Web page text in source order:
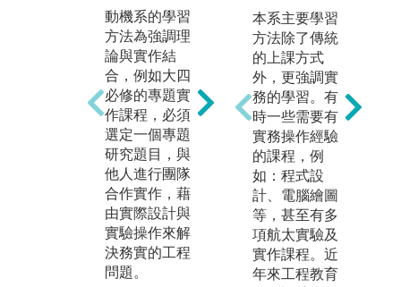
動機系的學習
方法為強調理
論與實作結
合，例如大四
必修的專題實
作課程，必須
選定一個專題
研究題目，與
他人進行團隊
合作實作，藉
由實際設計與
實驗操作來解
決務實的工程
問題。
作：學生團隊-
清大賽車工
廠。
是一群熱愛賽
車的同學組成
的學生方程式
賽車團隊，以
從零開始的方
式打造自己設
計、自己製
造、自己行銷
的方程式賽
車。從2016年
起每年皆打造
新賽車(包括油
本系主要學習
方法除了傳統
的上課方式
外，更強調實
務的學習。有
時一些需要有
實務操作經驗
的課程，例
如：程式設
計、電腦繪圖
等，甚至有多
項航太實驗及
實作課程。近
年來工程教育